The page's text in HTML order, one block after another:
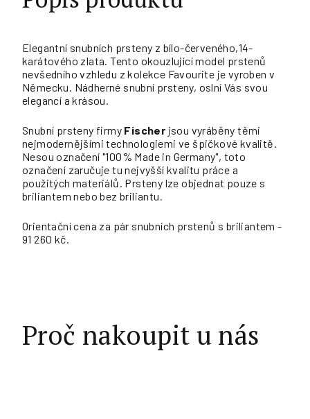
Elegantní snubních prsteny z bílo-červeného,14-
karátového zlata. Tento okouzlující model prstenů
nevšedního vzhledu z kolekce Favourite je vyroben v
Německu. Nádherné snubní prsteny, oslní Vás svou
elegancí a krásou.
Snubní prsteny firmy Fischer jsou vyráběny těmi
nejmodernějšími technologiemi ve špičkové kvalitě.
Nesou označení "100% Made in Germany", toto
označení zaručuje tu nejvyšší kvalitu práce a
použitých materiálů. Prsteny lze objednat pouze s
briliantem nebo bez briliantu.
Orientační cena za pár snubních prstenů s briliantem -
91 260 kč.
Proč nakoupit u nás